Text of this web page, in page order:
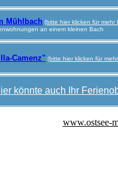
Mühlbach (bitte hier klicken für mehr
an einem kleinen Bach
Camenz" (bitte hier klicken für
könnte auch Ihr
www.ostsee-